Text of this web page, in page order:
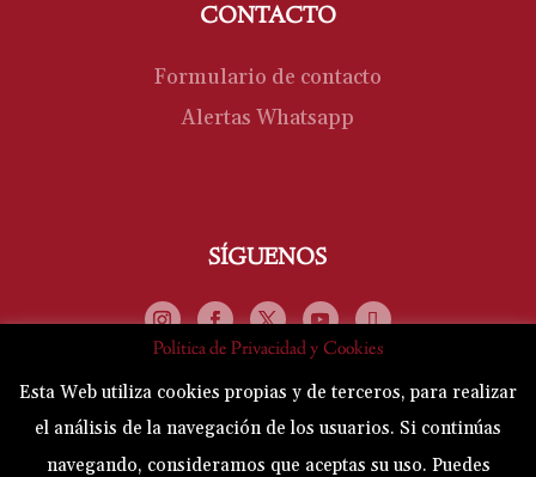
CONTACTO
Formulario de contacto
Alertas Whatsapp
SÍGUENOS
Hermandad-Esclavitud de Nuestro Padre
Política de Privacidad y Cookies
Esta Web utiliza cookies propias y de terceros, para realizar
el análisis de la navegación de los usuarios. Si continúas
navegando, consideramos que aceptas su uso. Puedes